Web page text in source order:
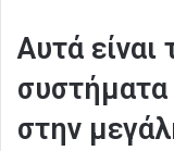
Αυτά είναι
στην